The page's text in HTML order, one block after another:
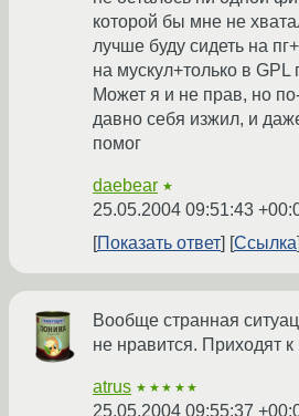
которой бы мне не
лучше буду сидеть на
на мускул+только в GPL
Может я и не прав, но
давно себя изжил, и
помог
daebear ★
25.05.2004 09:51:43
Показать ответ
Ссылка
Вообще странная
не нравится. Приходят
atrus ★★★★★
25.05.2004 09:55:37